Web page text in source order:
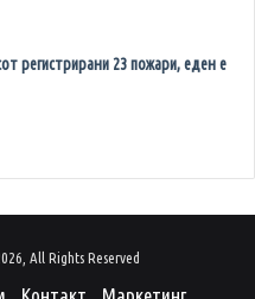
регистрирани 23 пожари, еден е
All Rights Reserved